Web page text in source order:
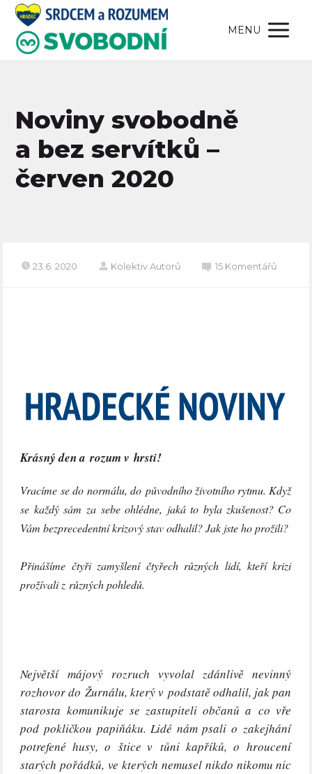
MENU
Noviny svobodně
a bez servítků –
červen 2020
23.6. 2020 Kolektiv Autorů 15 Komentářů
Krásný den a rozum v hrsti!
Vracíme se do normálu, do původního životního rytmu. Když
se každý sám za sebe ohlédne, jaká to byla zkušenost? Co
Vám bezprecedentní krizový stav odhalil? Jak jste ho prožili?
Přinášíme čtyři zamyšlení čtyřech různých lidí, kteří krizi
prožívali z různých pohledů.
Největší májový rozruch vyvolal zdánlivě nevinný
rozhovor do Žurnálu, který v podstatě odhalil, jak pan
starosta komunikuje se zastupiteli občanů a co vře
pod pokličkou papiňáku. Lidé nám psali o zakejhání
potrefené husy, o štice v tůni kapříků, o hroucení
starých pořádků, ve kterých nemusel nikdo nikomu nic